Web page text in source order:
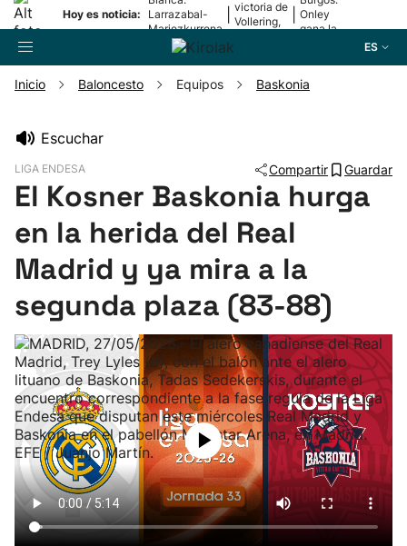
Hoy es noticia:
Larrazabal-
Mariezkurrena
II, a la final
victoria de
Vollering,
Onley
gana la
ES
Pelota
Remo
Baloncesto
Ciclismo
Herri-kirolak
Balonmano
Kirolak 360
Inicio Baloncesto Equipos Baskonia
Escuchar
LIGA ENDESA Compartir Guardar
El Kosner Baskonia hurga
en la herida del Real
Madrid y ya mira a la
segunda plaza (83-88)